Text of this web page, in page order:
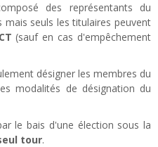
des représentants du
seuls les titulaires peuvent
(sauf en cas d'empêchement
désigner les membres du
modalités de désignation du
le bais d'une élection sous la
tour.